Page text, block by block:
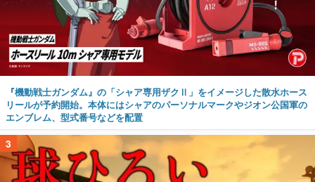
『機動戦士ガンダム』の「シャア専用ザクⅡ」をイメージした散水ホース
リールが予約開始。本体にはシャアのパーソナルマークやジオン公国軍の
エンブレム、型式番号などを配置
3